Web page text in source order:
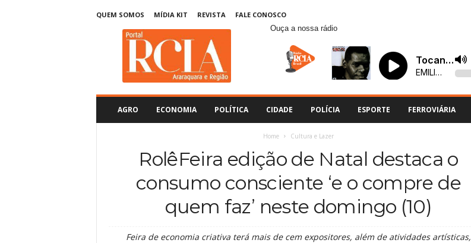
QUEM SOMOS MÍDIA KIT REVISTA
FALE CONOSCO
Ouça a nossa rádio
AGRO ECONOMIA POLÍTICA CIDADE POLÍCIA ESPORTE FERROVIÁRIA
Home Cultura e Lazer
RolêFeira edição de Natal destaca o
consumo consciente ‘e o compre de
quem faz’ neste domingo (10)
Feira de economia criativa terá mais de cem expositores, além de atividades artísticas,